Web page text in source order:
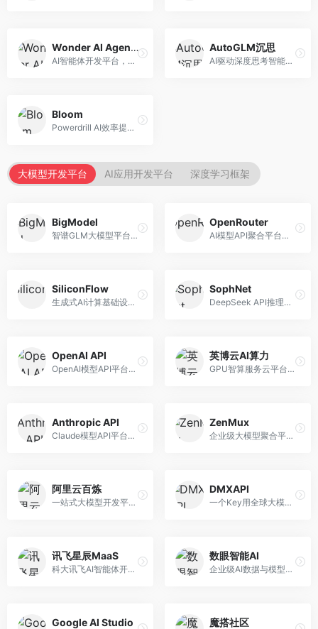
Wonder AI Agents
AI智能体开发平台，专注于低代码智能体创建。面向开发者，提供可视化开发、模板库、部署服务等功能，开发门槛低。
AutoGLM沉思
AI驱动深度思考智能体，专注于复杂推理任务。面向高级用户，提供深度分析、逻辑推理、决策支持等服务，推理能力强。
Bloom
Powerdrill AI效率提升平台，专注于企业智能化。面向企业用户，提供智能体创建、流程自动化、数据分析等服务，企业效率提升显著。
大模型开发平台 AI应用开发平台 深度学习框架
BigModel
智谱GLM大模型平台，提供API调用与模型服务。面向开发者和企业用户，提供GLM系列模型API、微调服务、应用开发工具等，开源生态完善。
OpenRouter
AI模型API聚合平台，整合多种主流大模型。面向开发者，提供统一API接口、模型对比、成本优化等服务，模型选择灵活。
SiliconFlow
生成式AI计算基础设施平台，专注于模型推理服务。面向开发者和企业，提供多模型API、高性能推理、成本优化等服务，推理性价比高。
SophNet
DeepSeek API推理平台，专注于DeepSeek模型服务。面向开发者，提供DeepSeek模型API、高性能推理、低成本服务，推理效率高。
OpenAI API
OpenAI模型API平台，提供GPT系列模型服务。面向开发者，提供模型API、微调服务、Assistants API等，是AI开发领域的基础设施。
英博云AI算力
GPU智算服务云平台，专注于AI算力租赁。面向AI研究者和企业，提供GPU租赁、模型训练、推理服务等，算力资源丰富。
Anthropic API
Claude模型API平台，专注于安全可靠的AI服务。面向开发者，提供Claude系列模型API、安全特性、企业级服务等，API质量高。
ZenMux
企业级大模型聚合平台，专注于企业AI服务。面向企业用户，提供多模型管理、安全合规、成本优化等服务，企业级功能完善。
阿里云百炼
一站式大模型开发平台，深度整合阿里云服务。面向企业开发者和AI团队，提供模型训练、微调、部署、应用开发等全流程服务，企业级功能完善。
DMXAPI
一个Key用全球大模型的聚合平台。面向开发者，提供多模型统一API、简化接入、成本控制等服务，接入便捷。
讯飞星辰MaaS
科大讯飞AI智能体开发平台，专注于企业级模型服务。面向企业用户，提供模型调用、智能体创建、行业解决方案等服务，中文能力突出。
数眼智能AI
企业级AI数据与模型服务平台，专注于数据驱动AI。面向企业用户，提供数据管理、模型训练、部署服务等，数据治理能力强。
Google AI Studio 魔搭社区